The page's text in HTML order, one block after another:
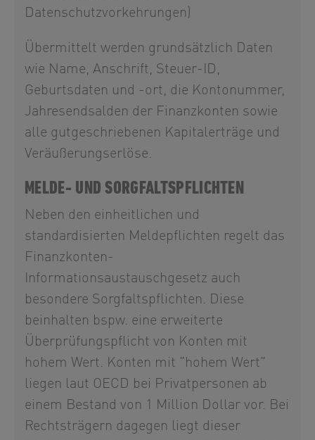
Datenschutzvorkehrungen)
Übermittelt werden grundsätzlich Daten
wie Name, Anschrift, Steuer-ID,
Geburtsdaten und -ort, die Kontonummer,
Jahresendsalden der Finanzkonten sowie
alle gutgeschriebenen Kapitalerträge und
Veräußerungserlöse.
MELDE- UND SORGFALTSPFLICHTEN
Neben den einheitlichen und
standardisierten Meldepflichten regelt das
Finanzkonten-
Informationsaustauschgesetz auch
besondere Sorgfaltspflichten. Diese
beinhalten bspw. eine erweiterte
Überprüfungspflicht von Konten mit
hohem Wert. Konten mit "hohem Wert"
liegen laut OECD bei Privatpersonen ab
einem Bestand von 1 Million Dollar vor. Bei
Rechtsträgern dagegen liegt dieser